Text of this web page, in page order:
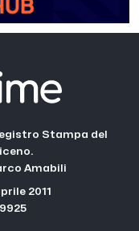
Stampa del
Amabili
2011